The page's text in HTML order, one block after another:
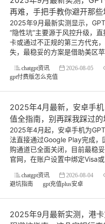
再难，手把手教你避开那些
2025年9月最新实测显示，
“隐性坑”主要源于风控升级，
卡或通过不正规的第三方代充
失，最稳妥的方案是借助美区
chatgpt资讯 2026-08-05
gpt付费版怎么充值
2025年4月最新，安卓手
值全指南，别再踩我踩过的
2025年4月起，安卓手机为
法直接通过Google Play完成，
购通道已全面关闭，目前最稳
官网，在账户设置中绑定Visa
chatgpt资讯 2026-08-04
避坑指南
gpt充值plus安卓
2025年9月最新实测，港